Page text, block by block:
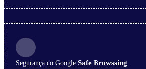
Segurança do Google Safe Browssing